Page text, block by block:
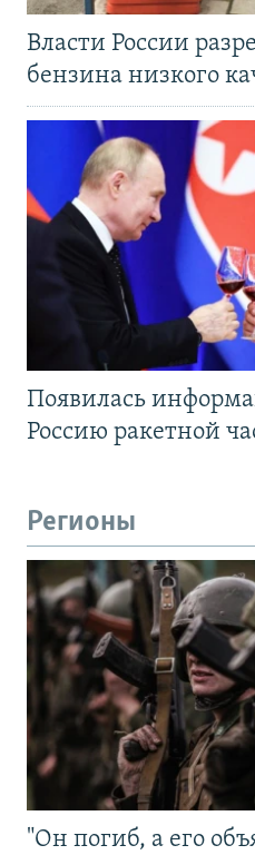
Власти России
бензина низкого
Появилась
Россию ракетной
Регионы
"Он погиб, а его